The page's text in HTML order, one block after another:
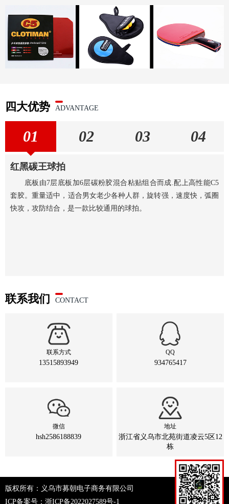
四大优势 ADVANTAGE
01 02 03 04
红黑碳王球拍
底板由7层底板加6层碳粉胶混合粘贴组合而成.配上高性能C5
套胶。重量适中，适合男女老少各种人群，旋转强，速度快，弧圈
快攻，攻防结合，是一款比较通用的球拍。
联系我们 CONTACT
联系方式
13515893949
QQ
934765417
微信
hsh2586188839
地址
浙江省义乌市北苑街道凌云5区12
栋
版权所有：义乌市募朝电子商务有限公司
ICP备案号： 浙ICP备2022027589号-1